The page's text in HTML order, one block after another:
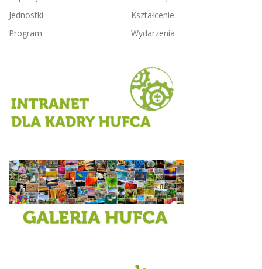
h
Jednostki
Kształcenie
Program
Wydarzenia